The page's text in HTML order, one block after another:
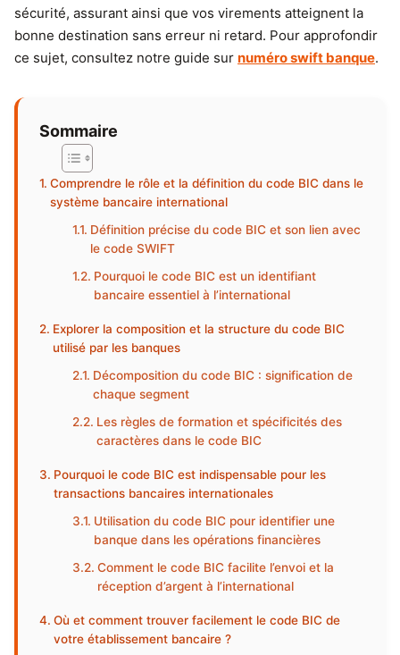
sécurité, assurant ainsi que vos virements atteignent la
bonne destination sans erreur ni retard. Pour approfondir
ce sujet, consultez notre guide sur numéro swift banque.
Sommaire
Comprendre le rôle et la définition du code BIC dans le
système bancaire international
Définition précise du code BIC et son lien avec
le code SWIFT
Pourquoi le code BIC est un identifiant
bancaire essentiel à l’international
Explorer la composition et la structure du code BIC
utilisé par les banques
Décomposition du code BIC : signification de
chaque segment
Les règles de formation et spécificités des
caractères dans le code BIC
Pourquoi le code BIC est indispensable pour les
transactions bancaires internationales
Utilisation du code BIC pour identifier une
banque dans les opérations financières
Comment le code BIC facilite l’envoi et la
réception d’argent à l’international
Où et comment trouver facilement le code BIC de
votre établissement bancaire ?